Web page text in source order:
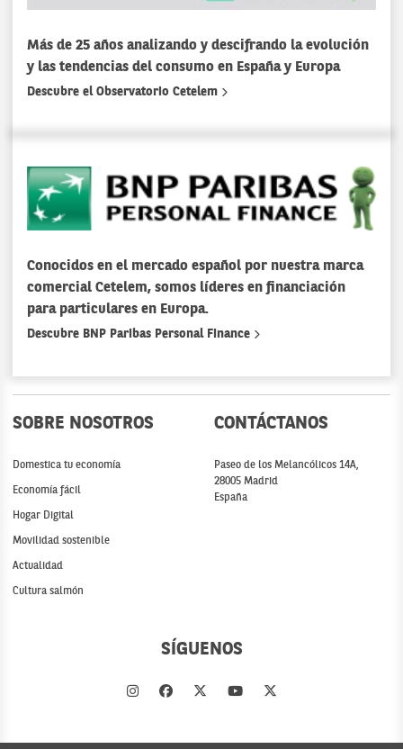
Más de 25 años analizando y descifrando la evolución
y las tendencias del consumo en España y Europa
Descubre el Observatorio Cetelem
Conocidos en el mercado español por nuestra marca
comercial Cetelem, somos líderes en financiación
para particulares en Europa.
Descubre BNP Paribas Personal Finance
SOBRE NOSOTROS
Domestica tu economía
Economía fácil
Hogar Digital
Movilidad sostenible
Actualidad
Cultura salmón
CONTÁCTANOS
Paseo de los Melancólicos 14A,
28005 Madrid
España
SÍGUENOS